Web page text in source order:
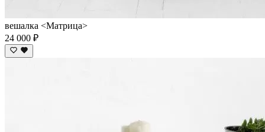
вешалка <Матрица>
24 000 ₽